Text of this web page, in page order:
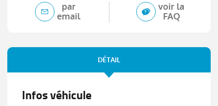
par
email
voir la
FAQ
DÉTAIL
Infos véhicule